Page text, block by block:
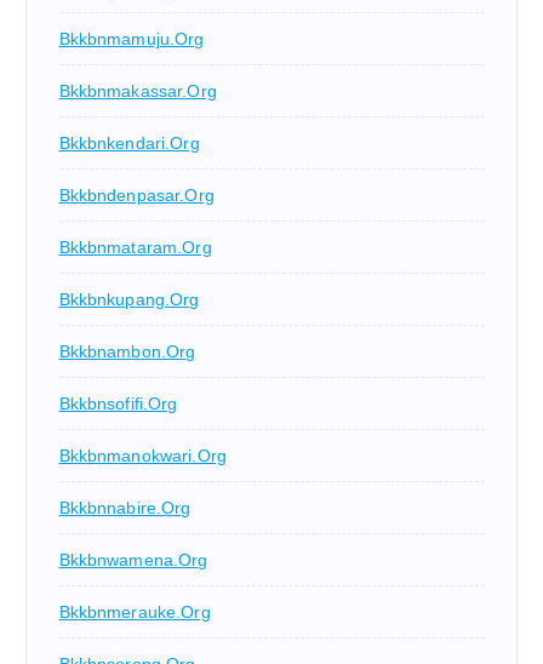
Bkkbnmamuju.org
Bkkbnmakassar.org
Bkkbnkendari.org
Bkkbndenpasar.org
Bkkbnmataram.org
Bkkbnkupang.org
Bkkbnambon.org
Bkkbnsofifi.org
Bkkbnmanokwari.org
Bkkbnnabire.org
Bkkbnwamena.org
Bkkbnmerauke.org